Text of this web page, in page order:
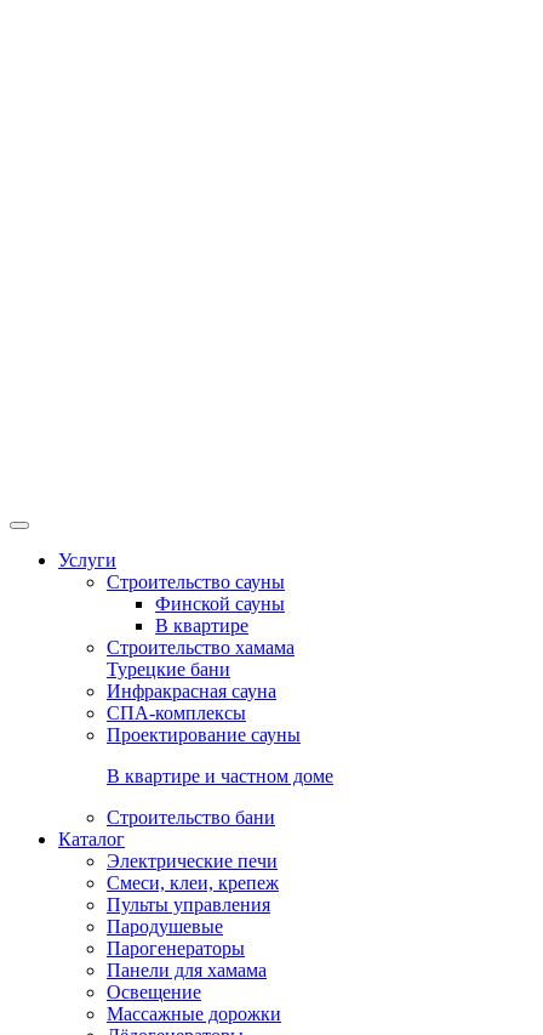
Услуги
Строительство сауны
Финской сауны
В квартире
Строительство хамама
Турецкие бани
Инфракрасная сауна
СПА-комплексы
Проектирование сауны
В квартире и частном доме
Строительство бани
Каталог
Электрические печи
Смеси, клеи, крепеж
Пульты управления
Пародушевые
Парогенераторы
Панели для хамама
Освещение
Массажные дорожки